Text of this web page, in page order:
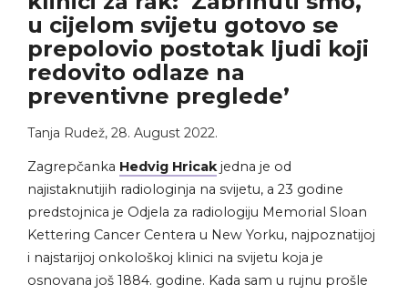
u cijelom svijetu gotovo se
prepolovio postotak ljudi koji
redovito odlaze na
preventivne preglede’
Tanja Rudež, 28. August 2022.
Zagrepčanka Hedvig Hricakjedna je od
najistaknutijih radiologinja na svijetu, a 23 godine
predstojnica je Odjela za radiologiju Memorial Sloan
Kettering Cancer Centera u New Yorku, najpoznatijoj
i najstarijoj onkološkoj klinici na svijetu koja je
osnovana još 1884. godine. Kada sam u rujnu prošle